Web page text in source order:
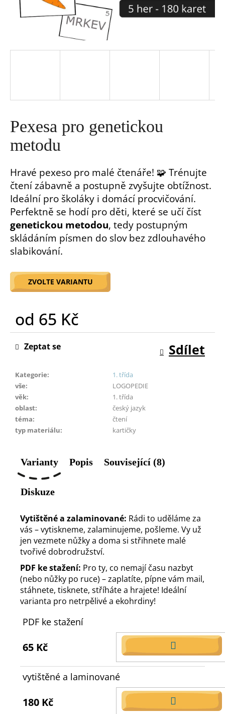
Pexesa pro genetickou
metodu
Hravé pexeso pro malé čtenáře! 🧩 Trénujte
čtení zábavně a postupně zvyšujte obtížnost.
Ideální pro školáky i domácí procvičování.
Perfektně se hodí pro děti, které se učí číst
genetickou metodou, tedy postupným
skládáním písmen do slov bez zdlouhavého
slabikování.
ZVOLTE VARIANTU
od 65 Kč
Měrná
cena:
Kategorie:
1. třída
vše:
LOGOPEDIE
věk:
1. třída
oblast:
český jazyk
téma:
čtení
typ materiálu: kartičky
Zeptat se Sdílet
Varianty Popis Související (8)
Diskuze
Vytištěné a zalaminované: Rádi to uděláme za
vás – vytiskneme, zalaminujeme, pošleme. Vy už
jen vezmete nůžky a doma si střihnete malé
tvořivé dobrodružství.
PDF ke stažení: Pro ty, co nemají času nazbyt
(nebo nůžky po ruce) – zaplatíte, pípne vám mail,
stáhnete, tisknete, stříháte a hrajete! Ideální
varianta pro netrpělivé a ekohrdiny!
PDF ke stažení
65 Kč
DO
KOŠÍKU
vytištěné a laminované
180 Kč
DO
t
HLEDAT
D
o
p
o
r
u
u
j